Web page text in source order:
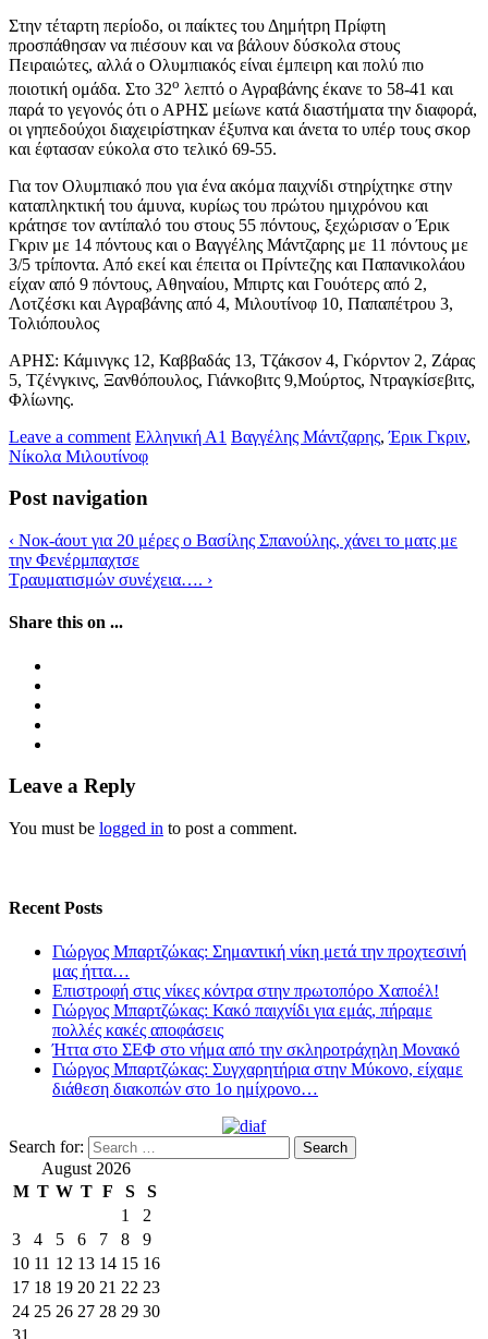
Στην τέταρτη περίοδο, οι παίκτες του Δημήτρη Πρίφτη
προσπάθησαν να πιέσουν και να βάλουν δύσκολα στους
Πειραιώτες, αλλά ο Ολυμπιακός είναι έμπειρη και πολύ πιο
ποιοτική ομάδα. Στο 32ο λεπτό ο Αγραβάνης έκανε το 58-41 και
παρά το γεγονός ότι ο ΑΡΗΣ μείωνε κατά διαστήματα την διαφορά,
οι γηπεδούχοι διαχειρίστηκαν έξυπνα και άνετα το υπέρ τους σκορ
και έφτασαν εύκολα στο τελικό 69-55.
Για τον Ολυμπιακό που για ένα ακόμα παιχνίδι στηρίχτηκε στην
καταπληκτική του άμυνα, κυρίως του πρώτου ημιχρόνου και
κράτησε τον αντίπαλό του στους 55 πόντους, ξεχώρισαν ο Έρικ
Γκριν με 14 πόντους και ο Βαγγέλης Μάντζαρης με 11 πόντους με
3/5 τρίποντα. Από εκεί και έπειτα οι Πρίντεζης και Παπανικολάου
είχαν από 9 πόντους, Αθηναίου, Μπιρτς και Γουότερς από 2,
Λοτζέσκι και Αγραβάνης από 4, Μιλουτίνοφ 10, Παπαπέτρου 3,
Τολιόπουλος
ΑΡΗΣ: Κάμινγκς 12, Καββαδάς 13, Τζάκσον 4, Γκόρντον 2, Ζάρας
5, Τζένγκινς, Ξανθόπουλος, Γιάνκοβιτς 9,Μούρτος, Ντραγκίσεβιτς,
Φλίωνης.
Leave a comment Ελληνική Α1 Βαγγέλης Μάντζαρης,Έρικ Γκριν,
Νίκολα Μιλουτίνοφ
Post navigation
‹ Νοκ-άουτ για 20 μέρες ο Βασίλης Σπανούλης, χάνει το ματς με
την Φενέρμπαχτσε
Τραυματισμών συνέχεια…. ›
Share this on ...
Leave a Reply
You must be logged in to post a comment.
Recent Posts
Γιώργος Μπαρτζώκας: Σημαντική νίκη μετά την προχτεσινή
μας ήττα…
Επιστροφή στις νίκες κόντρα στην πρωτοπόρο Χαποέλ!
Γιώργος Μπαρτζώκας: Κακό παιχνίδι για εμάς, πήραμε
πολλές κακές αποφάσεις
Ήττα στο ΣΕΦ στο νήμα από την σκληροτράχηλη Μονακό
Γιώργος Μπαρτζώκας: Συγχαρητήρια στην Μύκονο, είχαμε
διάθεση διακοπών στο 1ο ημίχρονο…
Search for:
August 2026
M T W T F S
S
1
2
3
4 5 6 7 8
9
10 11 12 13 14 15 16
17 18 19 20 21 22 23
24 25 26 27 28 29 30
31